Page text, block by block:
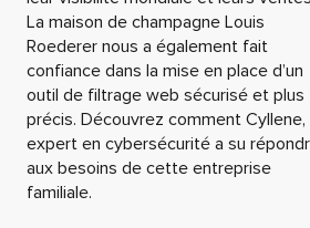
La maison de champagne Louis
Roederer nous a également fait
confiance dans la mise en place d’un
outil de filtrage web sécurisé et plus
précis. Découvrez comment Cyllene,
expert en cybersécurité a su
aux besoins de cette entreprise
familiale.